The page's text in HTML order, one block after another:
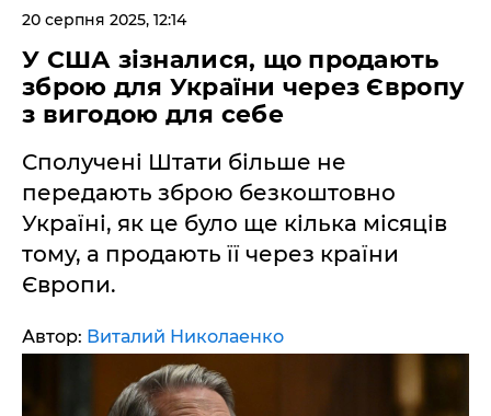
20 серпня 2025, 12:14
У США зізналися, що продають
зброю для України через Європу
з вигодою для себе
Сполучені Штати більше не
передають зброю безкоштовно
Україні, як це було ще кілька місяців
тому, а продають її через країни
Європи.
Автор: Виталий Николаенко